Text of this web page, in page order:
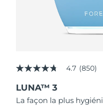
4.7
sur
5,
valeur
4.7 (850)
LUNA™ 3
La façon la plus